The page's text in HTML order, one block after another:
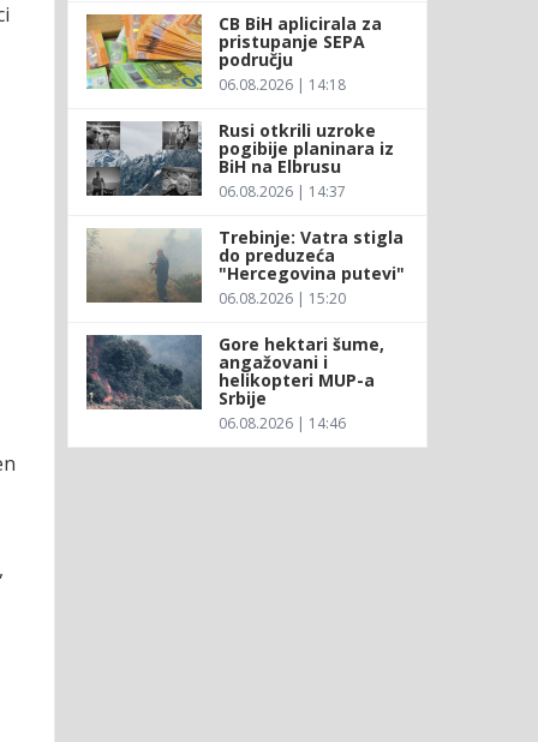
CB BiH aplicirala za
pristupanje SEPA
području
06.08.2026 | 14:18
Rusi otkrili uzroke
pogibije planinara iz
BiH na Elbrusu
06.08.2026 | 14:37
Trebinje: Vatra stigla
do preduzeća
"Hercegovina putevi"
06.08.2026 | 15:20
Gore hektari šume,
angažovani i
helikopteri MUP-a
Srbije
06.08.2026 | 14:46